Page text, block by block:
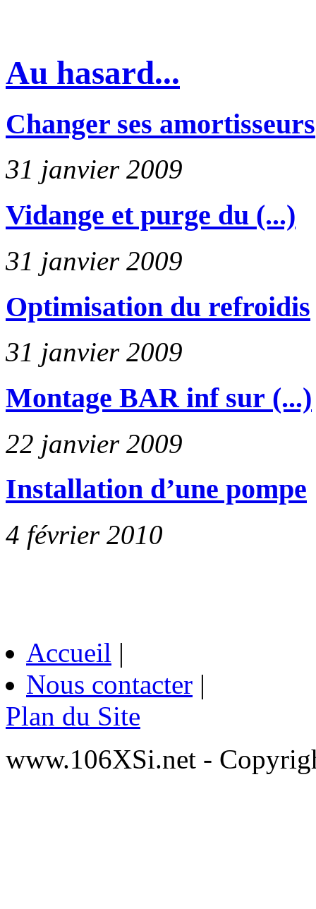
Au hasard...
Changer ses amortisseurs
31 janvier 2009
Vidange et purge du (...)
31 janvier 2009
Optimisation du refroidis
31 janvier 2009
Montage BAR inf sur (...)
22 janvier 2009
Installation d’une pompe
4 février 2010
Accueil |
Nous contacter |
Plan du Site
www.106XSi.net -